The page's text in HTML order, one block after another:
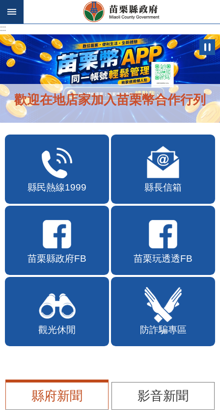
跳到主要內容區塊
:::
:::
歡迎在地店家加入苗栗幣合作行列
縣民熱線1999 縣長信箱
苗栗縣政府FB 苗栗玩透透FB
觀光休閒 防詐騙專區
縣府新聞
影音新聞